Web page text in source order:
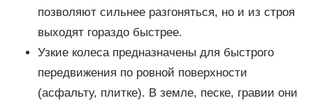
позволяют сильнее разгоняться, но и из строя
выходят гораздо быстрее.
Узкие колеса предназначены для быстрого
передвижения по ровной поверхности
(асфальту, плитке). В земле, песке, гравии они